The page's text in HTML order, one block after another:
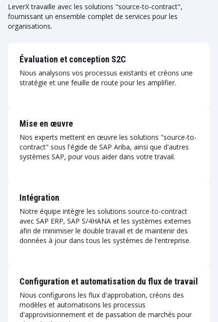
LeverX travaille avec les solutions "source-to-contract",
fournissant un ensemble complet de services pour les
organisations.
Évaluation et conception S2C
Nous analysons vos processus existants et créons une
stratégie et une feuille de route pour les amplifier.
Mise en œuvre
Nos experts mettent en œuvre les solutions "source-to-
contract" sous l'égide de SAP Ariba, ainsi que d'autres
systèmes SAP, pour vous aider dans votre travail.
Intégration
Notre équipe intègre les solutions source-to-contract
avec SAP ERP, SAP S/4HANA et les systèmes externes
afin de minimiser le double travail et de maintenir des
données à jour dans tous les systèmes de l'entreprise.
Configuration et automatisation du flux de travail
Nous configurons les flux d'approbation, créons des
modèles et automatisons les processus
d'approvisionnement et de passation de marchés pour